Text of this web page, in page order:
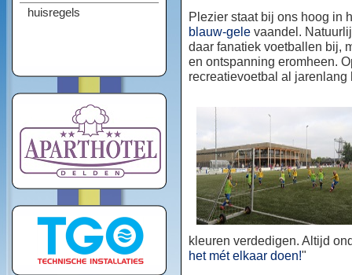
huisregels
Plezier staat bij ons hoog in
blauw-gele vaandel.
daar fanatiek voetballen bij,
en ontspanning eromheen.
recreatievoetbal al jarenlang
kleuren verdedigen. Altijd
het mét elkaar doen!"